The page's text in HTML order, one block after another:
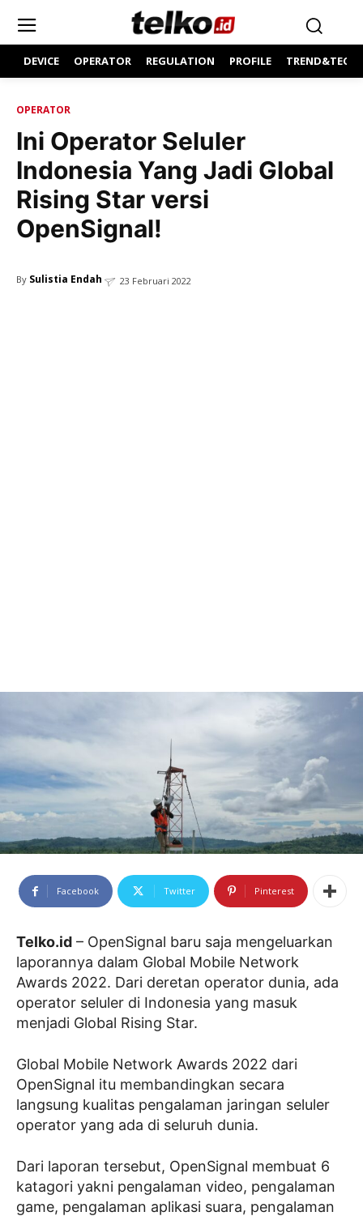
DEVICE OPERATOR REGULATION PROFILE
OPERATOR
Ini Operator Seluler
Indonesia Yang Jadi Global
Rising Star versi
OpenSignal!
By Sulistia Endah 23 Februari 2022
Facebook Twitter Pinterest
Telko.id – OpenSignal baru saja mengeluarkan
laporannya dalam Global Mobile Network
Awards 2022. Dari deretan operator dunia, ada
operator seluler di Indonesia yang masuk
menjadi Global Rising Star.
Global Mobile Network Awards 2022 dari
OpenSignal itu membandingkan secara
langsung kualitas pengalaman jaringan seluler
operator yang ada di seluruh dunia.
Dari laporan tersebut, OpenSignal membuat 6
katagori yakni pengalaman video, pengalaman
game, pengalaman aplikasi suara, pengalaman